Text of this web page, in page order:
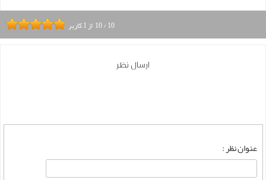
10/10 از1کاربر
ارسال نظر
عنوان نظر :